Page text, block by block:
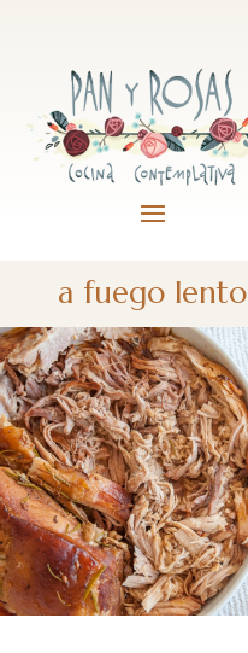
a fuego lento